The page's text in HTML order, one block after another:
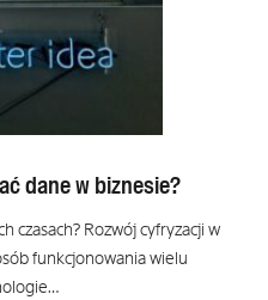
dane w biznesie?
czasach? Rozwój cyfryzacji w
funkcjonowania wielu